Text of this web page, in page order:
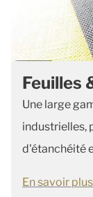
Feuilles
Une large
industrielles,
d'étanchéité
En savoir plus